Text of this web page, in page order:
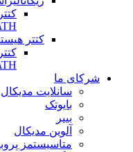
کتتر
شرکای ما
سانلایت مدیکال
بایوتک
بییر
آلوین مدیکال
متاسیستمز